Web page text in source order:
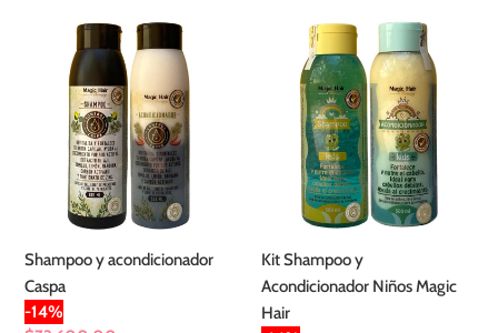
Shampoo
acondicionador
Shampoo y acondicionador
Caspa
-14%
Shampoo
Acondicionador
Niños
Magic
Kit Shampoo y
Acondicionador Niños Magic
Hair